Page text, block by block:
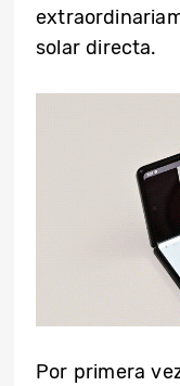
solar directa.
Por primera